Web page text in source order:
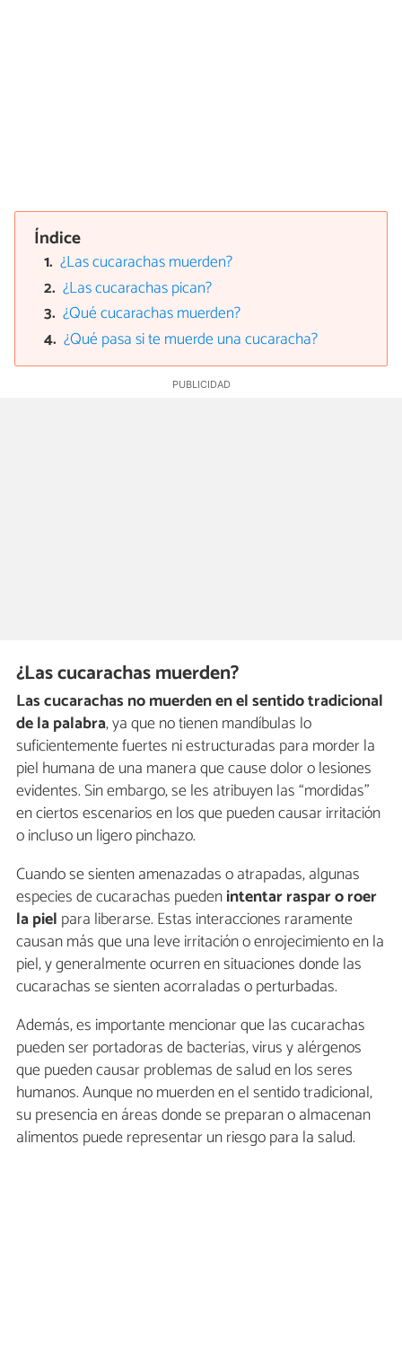
Índice
¿Las cucarachas muerden?
¿Las cucarachas pican?
¿Qué cucarachas muerden?
¿Qué pasa si te muerde una cucaracha?
¿Las cucarachas muerden?
Las cucarachas no muerden en el sentido tradicional
de la palabra, ya que no tienen mandíbulas lo
suficientemente fuertes ni estructuradas para morder la
piel humana de una manera que cause dolor o lesiones
evidentes. Sin embargo, se les atribuyen las “mordidas”
en ciertos escenarios en los que pueden causar irritación
o incluso un ligero pinchazo.
Cuando se sienten amenazadas o atrapadas, algunas
especies de cucarachas puedenintentar raspar o roer
la piel para liberarse. Estas interacciones raramente
causan más que una leve irritación o enrojecimiento en la
piel, y generalmente ocurren en situaciones donde las
cucarachas se sienten acorraladas o perturbadas.
Además, es importante mencionar que las cucarachas
pueden ser portadoras de bacterias, virus y alérgenos
que pueden causar problemas de salud en los seres
humanos. Aunque no muerden en el sentido tradicional,
su presencia en áreas donde se preparan o almacenan
alimentos puede representar un riesgo para la salud.